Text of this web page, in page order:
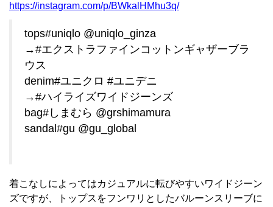
https://instagram.com/p/BWkalHMhu3q/
tops#uniqlo @uniqlo_ginza
→#エクストラファインコットンギャザーブラ
ウス
denim#ユニクロ #ユニデニ
→#ハイライズワイドジーンズ
bag#しまむら @grshimamura
sandal#gu @gu_global
着こなしによってはカジュアルに転びやすいワイドジーン
ズですが、トップスをフンワリとしたバルーンスリーブに